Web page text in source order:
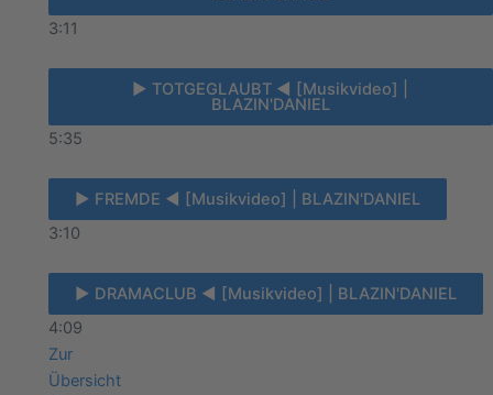
3:11
► TOTGEGLAUBT ◄ [Musikvideo] |
BLAZIN'DANIEL
5:35
► FREMDE ◄ [Musikvideo] | BLAZIN'DANIEL
3:10
► DRAMACLUB ◄ [Musikvideo] | BLAZIN'DANIEL
4:09
Zur
Übersicht